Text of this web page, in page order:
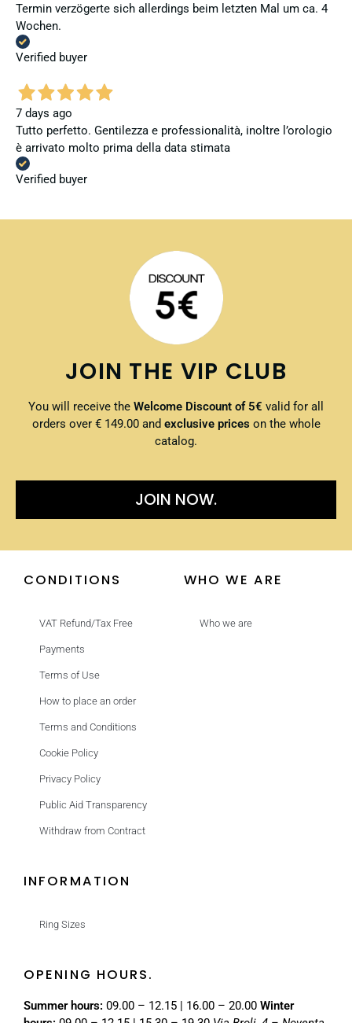
Termin verzögerte sich allerdings beim letzten Mal um ca. 4
Wochen.
Verified buyer
7 days ago
Tutto perfetto. Gentilezza e professionalità, inoltre l’orologio
è arrivato molto prima della data stimata
Verified buyer
JOIN THE VIP CLUB
You will receive the Welcome Discount of 5€ valid for all
orders over € 149.00 and exclusive prices on the whole
catalog.
JOIN NOW.
CONDITIONS
VAT Refund/Tax Free
Payments
Terms of Use
How to place an order
Terms and Conditions
Cookie Policy
Privacy Policy
Public Aid Transparency
Withdraw from Contract
WHO WE ARE
Who we are
INFORMATION
Ring Sizes
OPENING HOURS.
Summer hours: 09.00 – 12.15 | 16.00 – 20.00 Winter